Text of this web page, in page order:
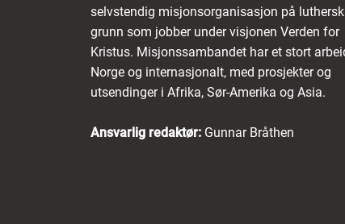
selvstendig misjonsorganisasjon på luthersk
grunn som jobber under visjonen Verden for
Kristus. Misjonssambandet har et stort
Norge og internasjonalt, med prosjekter og
utsendinger i Afrika, Sør-Amerika og Asia.
Ansvarlig redaktør: Gunnar Bråthen